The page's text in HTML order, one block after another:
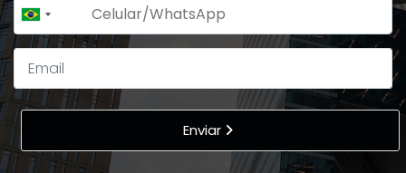
Brazil
+55
Enviar